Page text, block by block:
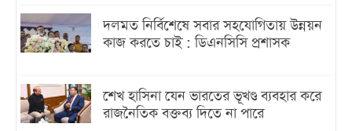
দলমত নির্বিশেষে সবার সহযোগিতায় উন্নয়ন
কাজ করতে চাই : ডিএনসিসি প্রশাসক
শেখ হাসিনা যেন ভারতের ভূখণ্ড ব্যবহার করে
রাজনৈতিক বক্তব্য দিতে না পারে